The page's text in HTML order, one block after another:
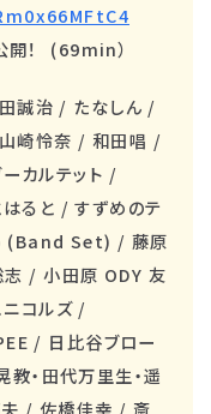
開！ (69min）
誠治 / たなしん /
崎怜奈 / 和田唱 /
カルテット /
ると / すずめのテ
(Band Set) / 藤原
/ 小田原 ODY 友
コルズ /
/ 日比谷ブロー
教・田代万里生・遥
/ 佐橋佳幸 / 斎